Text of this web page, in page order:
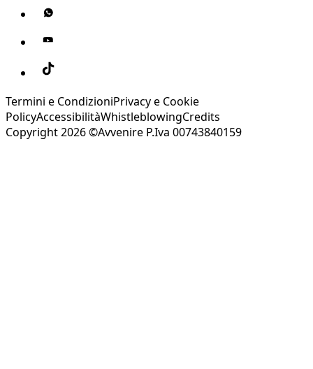
Termini e CondizioniPrivacy e Cookie
PolicyAccessibilitàWhistleblowingCredits
Copyright 2026 ©Avvenire P.Iva 00743840159